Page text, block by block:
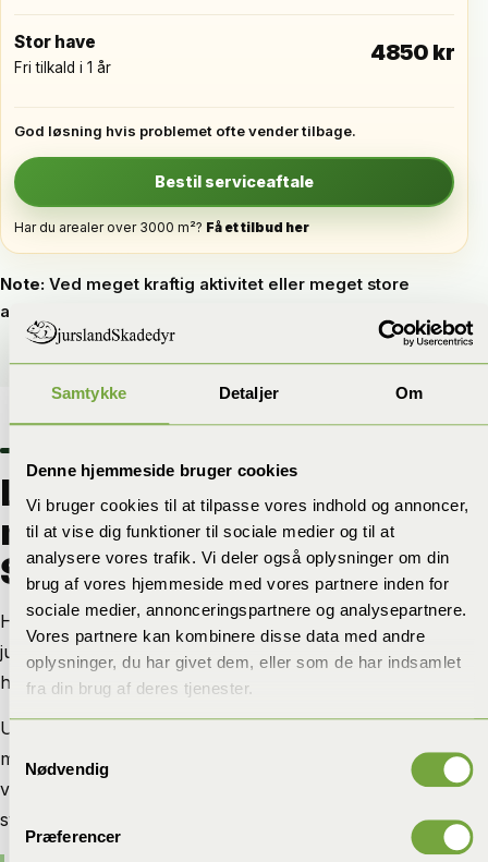
Samtykke Detaljer Om
Denne hjemmeside bruger cookies
Vi bruger cookies til at tilpasse vores indhold og annoncer,
til at vise dig funktioner til sociale medier og til at
analysere vores trafik. Vi deler også oplysninger om din
brug af vores hjemmeside med vores partnere inden for
sociale medier, annonceringspartnere og analysepartnere.
Vores partnere kan kombinere disse data med andre
oplysninger, du har givet dem, eller som de har indsamlet
fra din brug af deres tjenester.
Nødvendig
Præferencer
Stor have
Fri tilkald i 1 år
4850 kr
God løsning hvis problemet ofte vender tilbage.
Bestil serviceaftale
Har du arealer over 3000 m²? Få et tilbud her
Note: Ved meget kraftig aktivitet eller meget store
arealer kan prisen justeres efter konkret vurdering.
Lokal og effektiv
muldvarpebekæmpelse i
Søften
Hver grund i Søften har sine egne forhold, og derfor
justerer vi indsatsen efter både nye skud, jordtype og
hvor på arealet problemet udvikler sig.
Ujævne græsarealer og nye skud gør hurtigt arbejdet
med have og grønne områder mere besværligt. Derfor
vælger mange at få problemet håndteret professionelt i
stedet for at prøve sig frem.